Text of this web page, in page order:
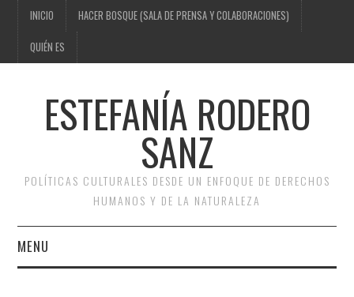
INICIO HACER BOSQUE (SALA DE PRENSA Y COLABORACIONES)
QUIÉN ES
ESTEFANÍA RODERO
SANZ
POLÍTICAS CULTURALES DESDE UN ENFOQUE DE DERECHOS
HUMANOS Y DE LA NATURALEZA
MENU